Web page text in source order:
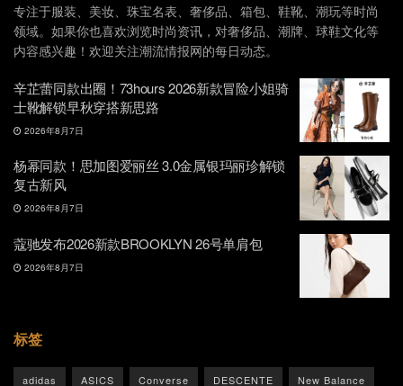
专注于服装、美妆、珠宝名表、奢侈品、箱包、鞋靴、潮玩等时尚
领域。如果你也喜欢浏览时尚资讯，对奢侈品、潮牌、球鞋文化等
内容感兴趣！欢迎关注潮流情报网的每日动态。
辛芷蕾同款出圈！73hours 2026新款冒险小姐骑
士靴解锁早秋穿搭新思路
2026年8月7日
杨幂同款！思加图爱丽丝 3.0金属银玛丽珍解锁
复古新风
2026年8月7日
蔻驰发布2026新款BROOKLYN 26号单肩包
2026年8月7日
标签
adidas ASICS Converse DESCENTE New Balance